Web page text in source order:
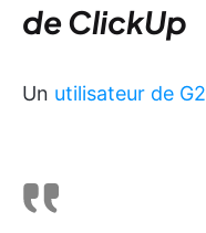
de ClickUp
Un utilisateur de G2